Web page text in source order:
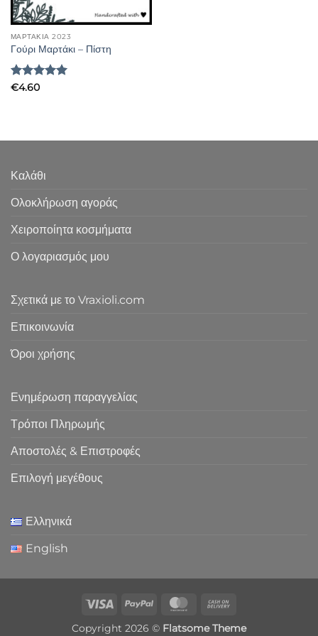
ΜΑΡΤΑΚΙΑ 2023
Γούρι Μαρτάκι – Πίστη
Βαθμολογήθηκε
€4.60
Καλάθι
Ολοκλήρωση αγοράς
Χειροποίητα κοσμήματα
Ο λογαριασμός μου
Σχετικά με το Vraxioli.com
Επικοινωνία
Όροι χρήσης
Ενημέρωση παραγγελίας
Τρόποι Πληρωμής
Αποστολές & Επιστροφές
Επιλογή μεγέθους
Ελληνικά
English
Visa PayPal MasterCard
Copyright 2026 © Flatsome Theme